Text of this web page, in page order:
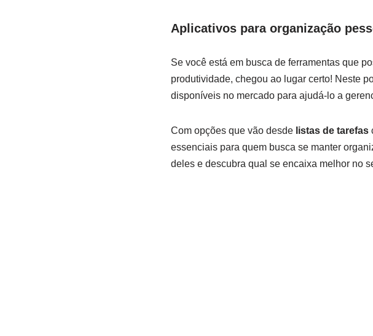
Aplicativos para organização
Se ​você está em‌ busca de ferramentas⁤ que
produtividade, chegou ​ao lugar certo! Neste
disponíveis no​ mercado para ajudá-lo a
Com opções ‍que ‍vão desde listas de tarefas
essenciais para quem busca se manter
deles e descubra qual se encaixa⁣ melhor no